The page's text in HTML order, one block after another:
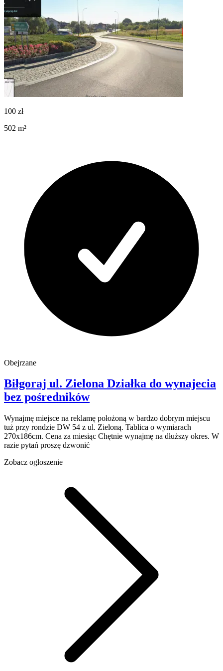
100 zł
502 m²
Obejrzane
Biłgoraj ul. Zielona Działka do wynajecia
bez pośredników
Wynajmę miejsce na reklamę położoną w bardzo dobrym miejscu
tuż przy rondzie DW 54 z ul. Zieloną. Tablica o wymiarach
270x186cm. Cena za miesiąc Chętnie wynajmę na dłuższy okres. W
razie pytań proszę dzwonić
Zobacz ogłoszenie